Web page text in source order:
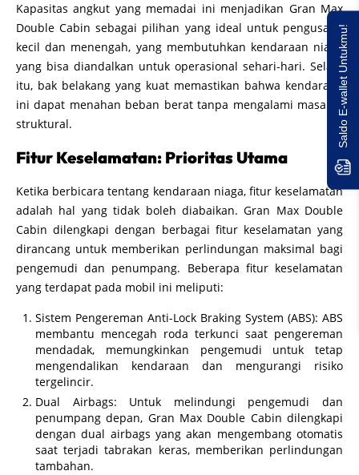
Kapasitas angkut yang memadai ini menjadikan Gran Max
Double Cabin sebagai pilihan yang ideal untuk pengusaha
kecil dan menengah, yang membutuhkan kendaraan niaga
yang bisa diandalkan untuk operasional sehari-hari. Selain
itu, bak belakang yang kuat memastikan bahwa kendaraan
ini dapat menahan beban berat tanpa mengalami masalah
struktural.
Fitur Keselamatan: Prioritas Utama
Ketika berbicara tentang kendaraan niaga, fitur keselamatan
adalah hal yang tidak boleh diabaikan. Gran Max Double
Cabin dilengkapi dengan berbagai fitur keselamatan yang
dirancang untuk memberikan perlindungan maksimal bagi
pengemudi dan penumpang. Beberapa fitur keselamatan
yang terdapat pada mobil ini meliputi:
Sistem Pengereman Anti-Lock Braking System (ABS): ABS
membantu mencegah roda terkunci saat pengereman
mendadak, memungkinkan pengemudi untuk tetap
mengendalikan kendaraan dan mengurangi risiko
tergelincir.
Dual Airbags: Untuk melindungi pengemudi dan
penumpang depan, Gran Max Double Cabin dilengkapi
dengan dual airbags yang akan mengembang otomatis
saat terjadi tabrakan keras, memberikan perlindungan
tambahan.
Saldo E-wallet Untukmu!